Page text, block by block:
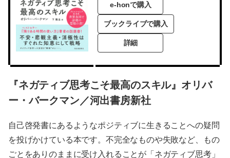
e-honで購入
ブックライブで購入
詳細
『ネガティブ思考こそ最高のスキル』オリバ
ー・バークマン／河出書房新社
自己啓発書にあるようなポジティブに生きることへの疑問
を投げかけている本です。不完全なものや失敗など、もの
ごとをありのままに受け入れることが「ネガティブ思考」